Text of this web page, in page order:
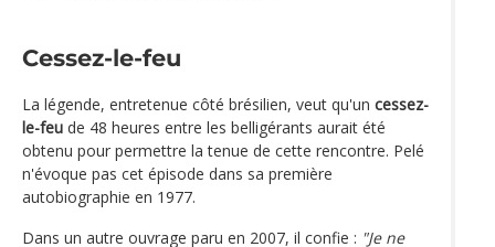
Cessez-le-feu
La légende, entretenue côté brésilien, veut qu'un cessez-
le-feu de 48 heures entre les belligérants aurait été
obtenu pour permettre la tenue de cette rencontre. Pelé
n'évoque pas cet épisode dans sa première
autobiographie en 1977.
Dans un autre ouvrage paru en 2007, il confie : "Je ne